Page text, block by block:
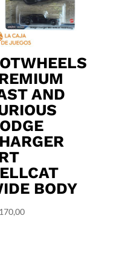
AND
BODY
170,00